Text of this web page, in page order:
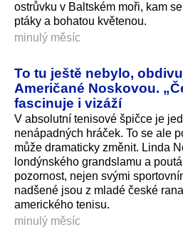
ostrůvku v Baltském moři, kam
ptáky a bohatou květenou.
minulý měsíc
To tu ještě nebylo,
Američané Noskovou.
fascinuje i vizáží
V absolutní tenisové špičce je
nenápadných hráček. To se ale
může dramaticky změnit. Linda
londýnského grandslamu a
pozornost, nejen svými
nadšené jsou z mladé české
amerického tenisu.
minulý měsíc